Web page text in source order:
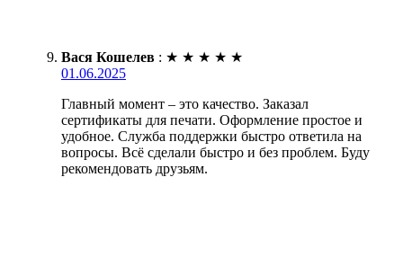
Вася Кошелев : ★ ★ ★ ★ ★
01.06.2025
Главный момент – это качество. Заказал
сертификаты для печати. Оформление простое и
удобное. Служба поддержки быстро ответила на
вопросы. Всё сделали быстро и без проблем. Буду
рекомендовать друзьям.